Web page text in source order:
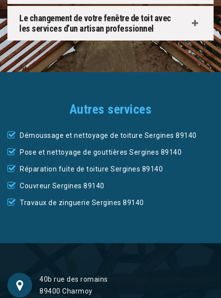
Le changement de votre fenêtre de toit avec
les services d’un artisan professionnel
Autres services
Démoussage et nettoyage de toiture Sergines 89140
Pose et nettoyage de gouttières Sergines 89140
Réparation fuite de toiture Sergines 89140
Couvreur Sergines 89140
Travaux de zinguerie Sergines 89140
40b rue des romains
89400 Charmoy